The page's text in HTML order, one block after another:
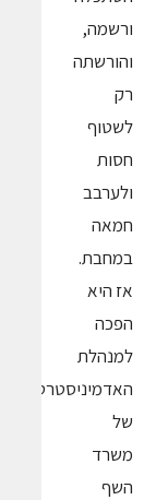
ורשמה,
והורשתה
רק
לשטוף
חסות
ולערבב
חמאה
במחבת.
אז היא
הפכה
למנהלת
האדמיניסטרטיבית
של
משרד
השף